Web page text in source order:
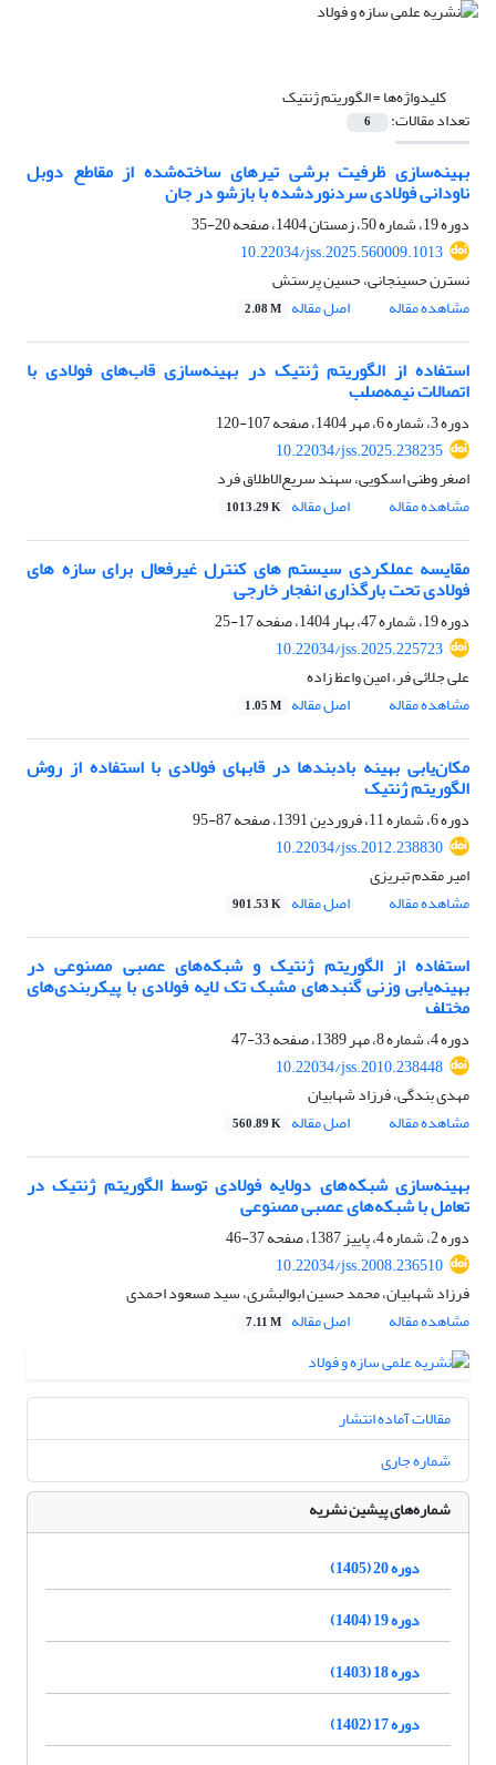
کلیدواژه‌ها =الگوریتم ژنتیک
تعداد مقالات: 6
بهینه‌سازی ظرفیت برشی تیرهای ساخته‌شده از مقاطع دوبل
ناودانی فولادی سردنوردشده با بازشو در جان
دوره 19، شماره 50، زمستان 1404، صفحه
20-35
10.22034/jss.2025.560009.1013
نسترن حسینجانی، حسین پرستش
مشاهده مقاله
اصل مقاله 2.08 M
استفاده از الگوریتم ژنتیک در بهینه‌سازی قاب‌های فولادی با
اتصالات نیمه‌صلب
دوره 3، شماره 6، مهر 1404، صفحه
107-120
10.22034/jss.2025.238235
اصغر وطنی اسکویی، سهند سریع‌الاطلاق فرد
مشاهده مقاله
اصل مقاله 1013.29 K
مقایسه عملکردی سیستم های کنترل غیرفعال برای سازه های
فولادی تحت بارگذاری انفجار خارجی
دوره 19، شماره 47، بهار 1404، صفحه
17-25
10.22034/jss.2025.225723
علی جلائی فر، امین واعظ زاده
مشاهده مقاله
اصل مقاله 1.05 M
مکان‌یابی بهینه بادبندها در قابهای فولادی با استفاده از روش
الگوریتم ژنتیک
دوره 6، شماره 11، فروردین 1391، صفحه
87-95
10.22034/jss.2012.238830
امیر مقدم تبریزی
مشاهده مقاله
اصل مقاله 901.53 K
استفاده از الگوریتم ژنتیک و شبکه‌های عصبی مصنوعی در
بهینه‌یابی وزنی گنبدهای مشبک تک لایه فولادی با پیکربندی‌های
مختلف
دوره 4، شماره 8، مهر 1389، صفحه
33-47
10.22034/jss.2010.238448
مهدی بندگی، فرزاد شهابیان
مشاهده مقاله
اصل مقاله 560.89 K
بهینه‌سازی شبکه‌های دولایه فولادی توسط الگوریتم ژنتیک در
تعامل با شبکه‌های عصبی مصنوعی
دوره 2، شماره 4، پاییز 1387، صفحه
37-46
10.22034/jss.2008.236510
فرزاد شهابیان، محمد حسین ابوالبشری، سید مسعود احمدی
مشاهده مقاله
اصل مقاله 7.11 M
مقالات آماده انتشار
شماره جاری
شماره‌های پیشین نشریه
دوره 20 (1405)
دوره 19 (1404)
دوره 18 (1403)
دوره 17 (1402)